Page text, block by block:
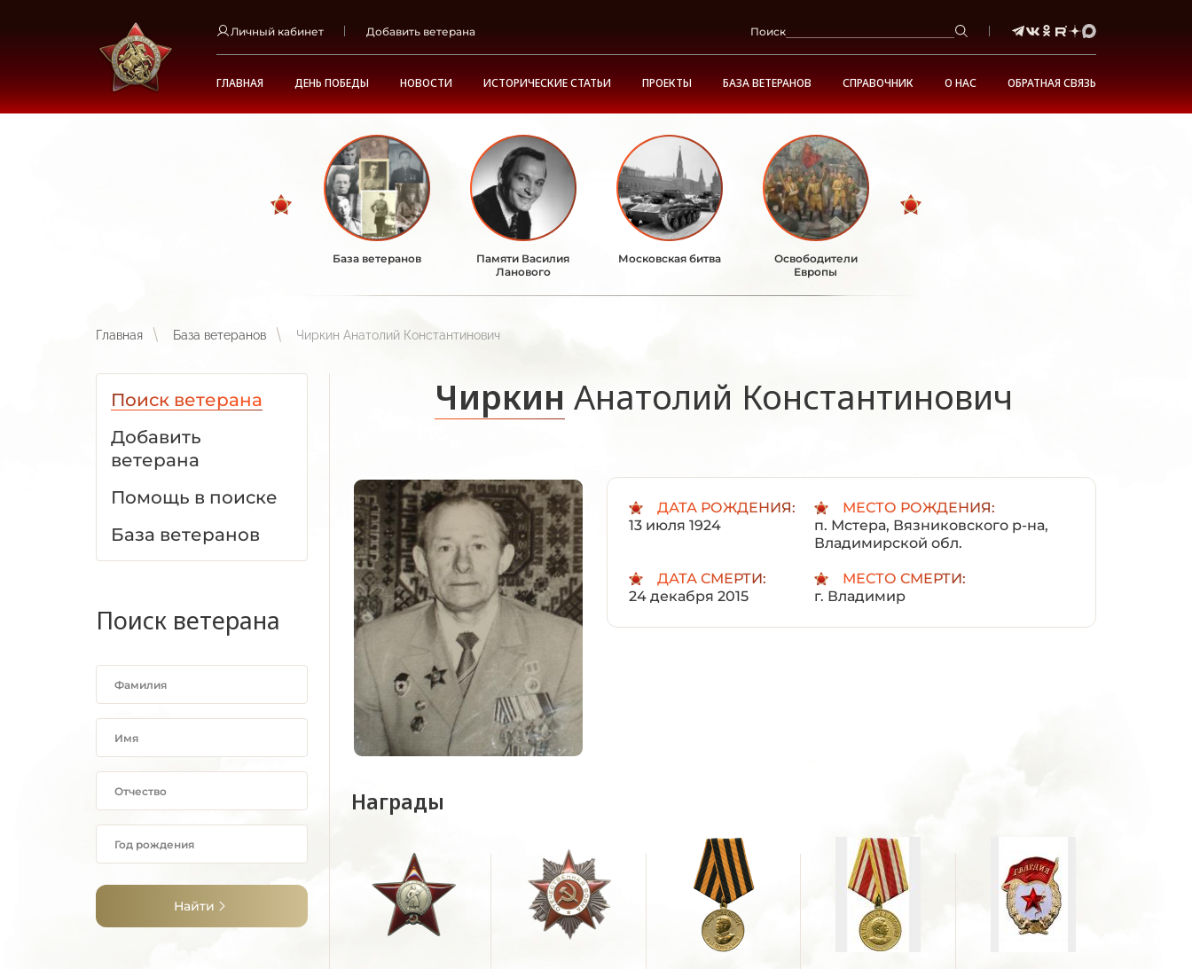
Личный кабинет Добавить ветерана Поиск
ГЛАВНАЯ ДЕНЬ ПОБЕДЫ НОВОСТИ ИСТОРИЧЕСКИЕ СТАТЬИ ПРОЕКТЫ БАЗА ВЕТЕРАНОВ СПРАВОЧНИК О НАС ОБРАТНАЯ СВЯЗЬ
База ветеранов
Памяти Василия
Ланового
Московская битва
Освободители
Европы
Главная База ветеранов Чиркин Анатолий Константинович
Поиск ветерана
Добавить
ветерана
Помощь в поиске
База ветеранов
Поиск ветерана
Найти
Чиркин Анатолий Константинович
ДАТА РОЖДЕНИЯ:
13 июля 1924
МЕСТО РОЖДЕНИЯ:
п. Мстера, Вязниковского р-на,
Владимирской обл.
ДАТА СМЕРТИ:
24 декабря 2015
МЕСТО СМЕРТИ:
г. Владимир
Награды